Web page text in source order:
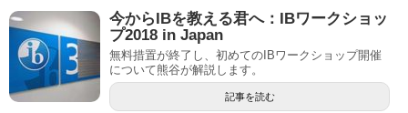
今からIBを教える君へ：IBワークショッ
プ2018 in Japan
無料措置が終了し、初めてのIBワークショップ開催
について熊谷が解説します。
記事を読む